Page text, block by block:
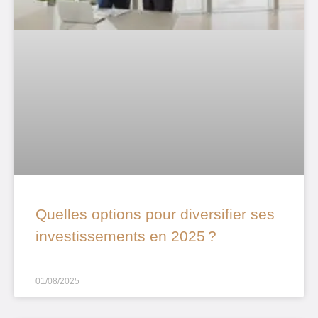
Quelles options pour diversifier ses
investissements en 2025 ?
01/08/2025